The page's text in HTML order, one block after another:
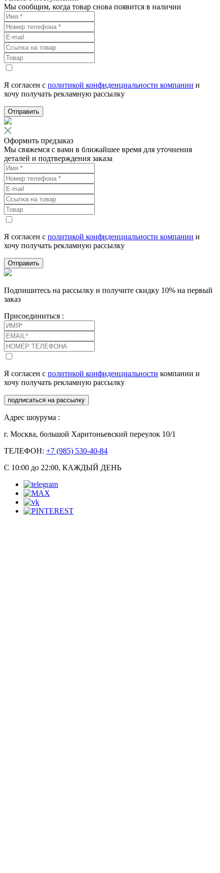
Мы сообщим, когда товар снова появится в наличии
Я согласен с политикой конфиденциальности компании и
хочу получать рекламную рассылку
Отправить
Оформить предзаказ
Мы свяжемся с вами в ближайшее время для уточнения
деталей и подтверждения заказа
Я согласен с политикой конфиденциальности компании и
хочу получать рекламную рассылку
Отправить
Подпишитесь на рассылку и получите скидку 10% на первый
заказ
Присоединиться :
Я согласен с политикой конфиденциальности компании и
хочу получать рекламную рассылку
подписаться на рассылку
Адрес шоурума :
г. Москва, большой Харитоньевский переулок 10/1
ТЕЛЕФОН: +7 (985) 530-40-84
С 10:00 до 22:00, КАЖДЫЙ ДЕНЬ